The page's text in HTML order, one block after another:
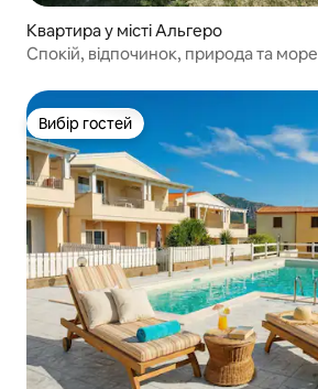
Квартира у місті Альгеро
Спокій, відпочинок, природа та море
Вибір гостей
Вибір гостей